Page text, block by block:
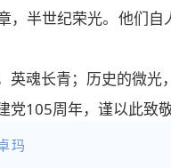
，半世纪荣光。他们自
英魂长青；历史的微光
105周年，谨以此致敬
玛